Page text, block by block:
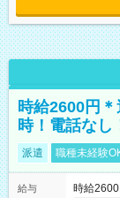
時給2600円
時！電話なし
派遣 職種未経験
給与
時給2600